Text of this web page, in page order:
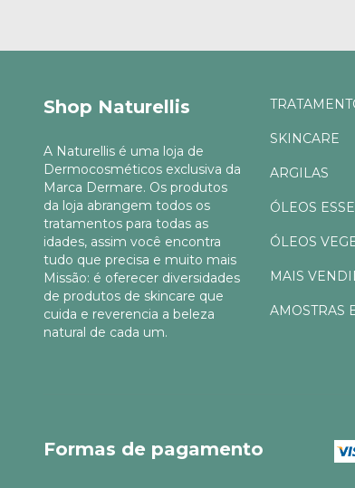
Shop Naturellis
A Naturellis é uma loja de
Dermocosméticos exclusiva da
Marca Dermare. Os produtos
da loja abrangem todos os
tratamentos para todas as
idades, assim você encontra
tudo que precisa e muito mais
Missão: é oferecer diversidades
de produtos de skincare que
cuida e reverencia a beleza
natural de cada um.
SKINCARE
ARGILAS
ÓLEOS
ÓLEOS
MAIS
AMOSTRAS
Formas de pagamento